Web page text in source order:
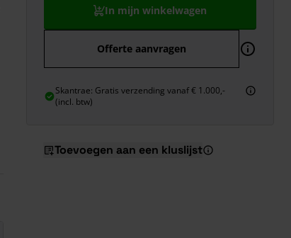
In mijn winkelwagen
Offerte aanvragen
Skantrae: Gratis verzending vanaf € 1.000,-
(incl. btw)
Toevoegen aan een kluslijst